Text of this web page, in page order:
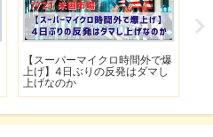
【スーパーマイクロ時間外で爆
上げ】4日ぶりの反発はダマし
上げなのか